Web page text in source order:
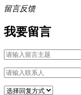
留言反馈
我要留言